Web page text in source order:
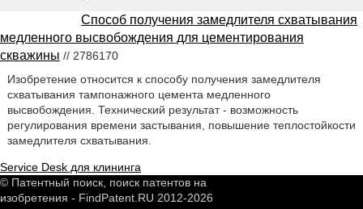
Способ получения замедлителя схватывания
медленного высвобождения для цементирования
скважины // 2786170
Изобретение относится к способу получения замедлителя
схватывания тампонажного цемента медленного
высвобождения. Технический результат - возможность
регулирования времени застывания, повышение теплостойкости
замедлителя схватывания.
Service Desk для клининга
© Патентный поиск, поиск патентов на
изобретения - FindPatent.RU 2012-2026